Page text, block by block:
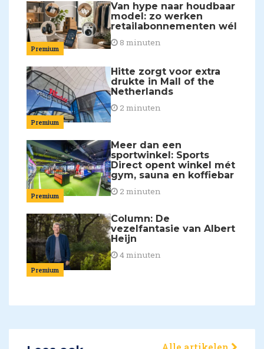
Premium
Van hype naar houdbaar
model: zo werken
retailabonnementen wél
8 minuten
Premium
Hitte zorgt voor extra
drukte in Mall of the
Netherlands
2 minuten
Premium
Meer dan een
sportwinkel: Sports
Direct opent winkel mét
gym, sauna en koffiebar
2 minuten
Premium
Column: De
vezelfantasie van Albert
Heijn
4 minuten